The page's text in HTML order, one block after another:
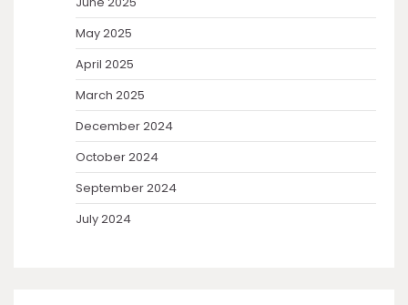
May 2025
April 2025
March 2025
December 2024
October 2024
September 2024
July 2024